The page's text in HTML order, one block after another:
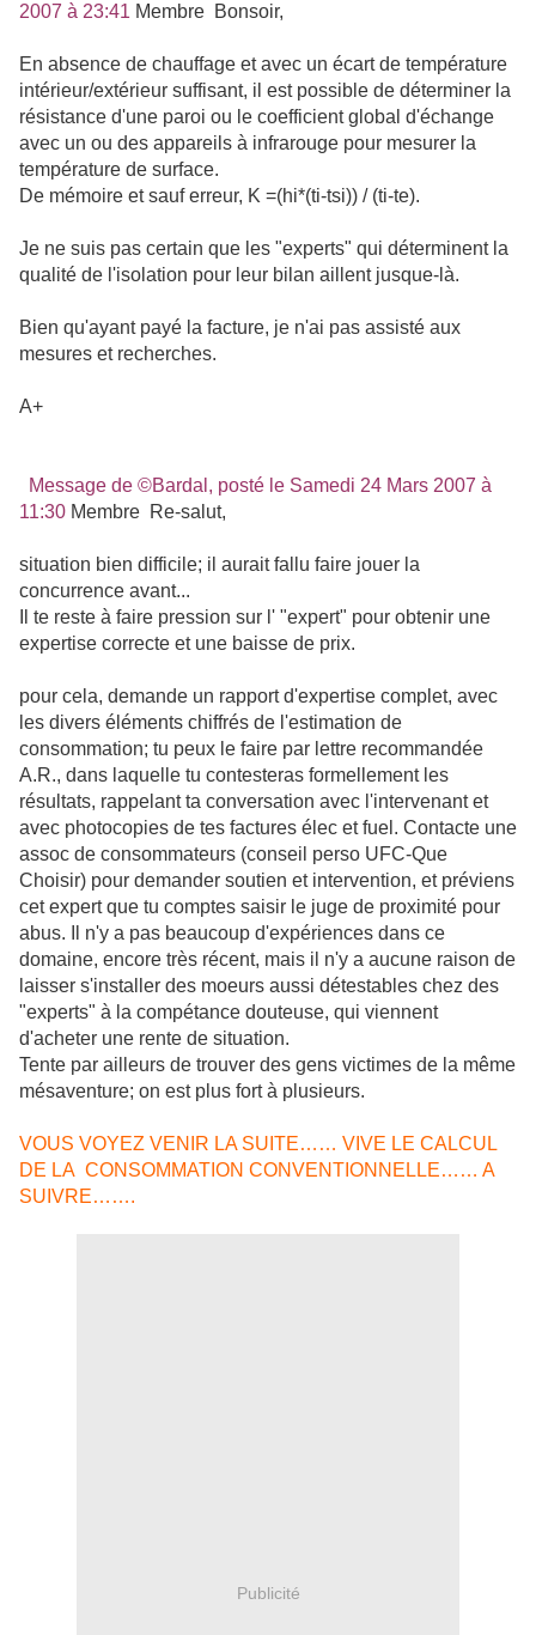
2007 à 23:41 Membre Bonsoir,
En absence de chauffage et avec un écart de température
intérieur/extérieur suffisant, il est possible de déterminer la
résistance d'une paroi ou le coefficient global d'échange
avec un ou des appareils à infrarouge pour mesurer la
température de surface.
De mémoire et sauf erreur, K =(hi*(ti-tsi)) / (ti-te).
Je ne suis pas certain que les "experts" qui déterminent la
qualité de l'isolation pour leur bilan aillent jusque-là.
Bien qu'ayant payé la facture, je n'ai pas assisté aux
mesures et recherches.
A+
Message de ©Bardal, posté le Samedi 24 Mars 2007 à
11:30 Membre Re-salut,
situation bien difficile; il aurait fallu faire jouer la
concurrence avant...
Il te reste à faire pression sur l' "expert" pour obtenir une
expertise correcte et une baisse de prix.
pour cela, demande un rapport d'expertise complet, avec
les divers éléments chiffrés de l'estimation de
consommation; tu peux le faire par lettre recommandée
A.R., dans laquelle tu contesteras formellement les
résultats, rappelant ta conversation avec l'intervenant et
avec photocopies de tes factures élec et fuel. Contacte une
assoc de consommateurs (conseil perso UFC-Que
Choisir) pour demander soutien et intervention, et préviens
cet expert que tu comptes saisir le juge de proximité pour
abus. Il n'y a pas beaucoup d'expériences dans ce
domaine, encore très récent, mais il n'y a aucune raison de
laisser s'installer des moeurs aussi détestables chez des
"experts" à la compétance douteuse, qui viennent
d'acheter une rente de situation.
Tente par ailleurs de trouver des gens victimes de la même
mésaventure; on est plus fort à plusieurs.
VOUS VOYEZ VENIR LA SUITE…… VIVE LE CALCUL
DE LA CONSOMMATION CONVENTIONNELLE…… A
SUIVRE…….
Publicité